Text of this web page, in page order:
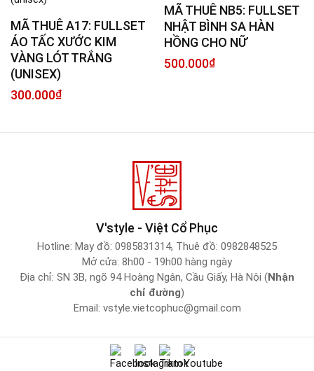
MÃ THUÊ A17: FULLSET
ÁO TẤC XƯỚC KIM
VÀNG LÓT TRẮNG
(UNISEX)
300.000₫
MÃ THUÊ NB5: FULLSET
NHẬT BÌNH SA HÀN
HỒNG CHO NỮ
500.000₫
V'style - Việt Cổ Phục
Hotline: May đồ: 0985831314, Thuê đồ: 0982848525
Mở cửa: 8h00 - 19h00 hàng ngày
Địa chỉ: SN 3B, ngõ 94 Hoàng Ngân, Cầu Giấy, Hà Nội (Nhận
chỉ đường)
Email: vstyle.vietcophuc@gmail.com